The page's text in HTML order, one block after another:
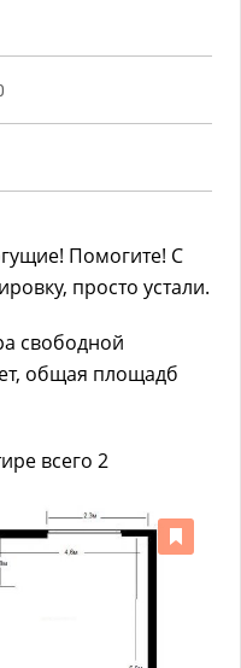
Помогите! С
просто устали.
свободной
общая площадб
всего 2